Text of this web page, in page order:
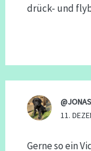
drück- und
11.
Gerne so ein